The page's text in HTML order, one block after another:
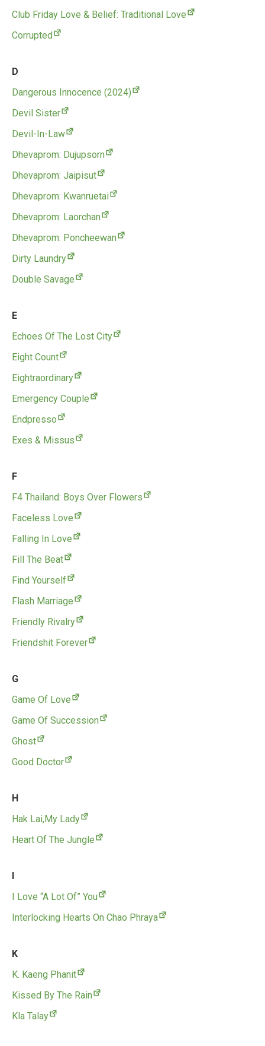
Club Friday Love & Belief: Traditional Love
Corrupted
D
Dangerous Innocence (2024)
Devil Sister
Devil-In-Law
Dhevaprom: Dujupsorn
Dhevaprom: Jaipisut
Dhevaprom: Kwanruetai
Dhevaprom: Laorchan
Dhevaprom: Poncheewan
Dirty Laundry
Double Savage
E
Echoes Of The Lost City
Eight Count
Eightraordinary
Emergency Couple
Endpresso
Exes & Missus
F
F4 Thailand: Boys Over Flowers
Faceless Love
Falling In Love
Fill The Beat
Find Yourself
Flash Marriage
Friendly Rivalry
Friendshit Forever
G
Game Of Love
Game Of Succession
Ghost
Good Doctor
H
Hak Lai,My Lady
Heart Of The Jungle
I
I Love “A Lot Of” You
Interlocking Hearts On Chao Phraya
K
K. Kaeng Phanit
Kissed By The Rain
Kla Talay